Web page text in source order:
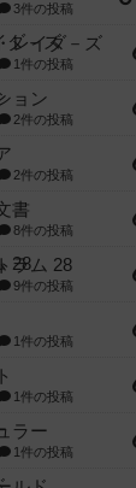
3件の投稿
レイダ－ズ
1件の投稿
ョン
2件の投稿
2件の投稿
書
8件の投稿
ラム 28
9件の投稿
1件の投稿
1件の投稿
ラー
1件の投稿